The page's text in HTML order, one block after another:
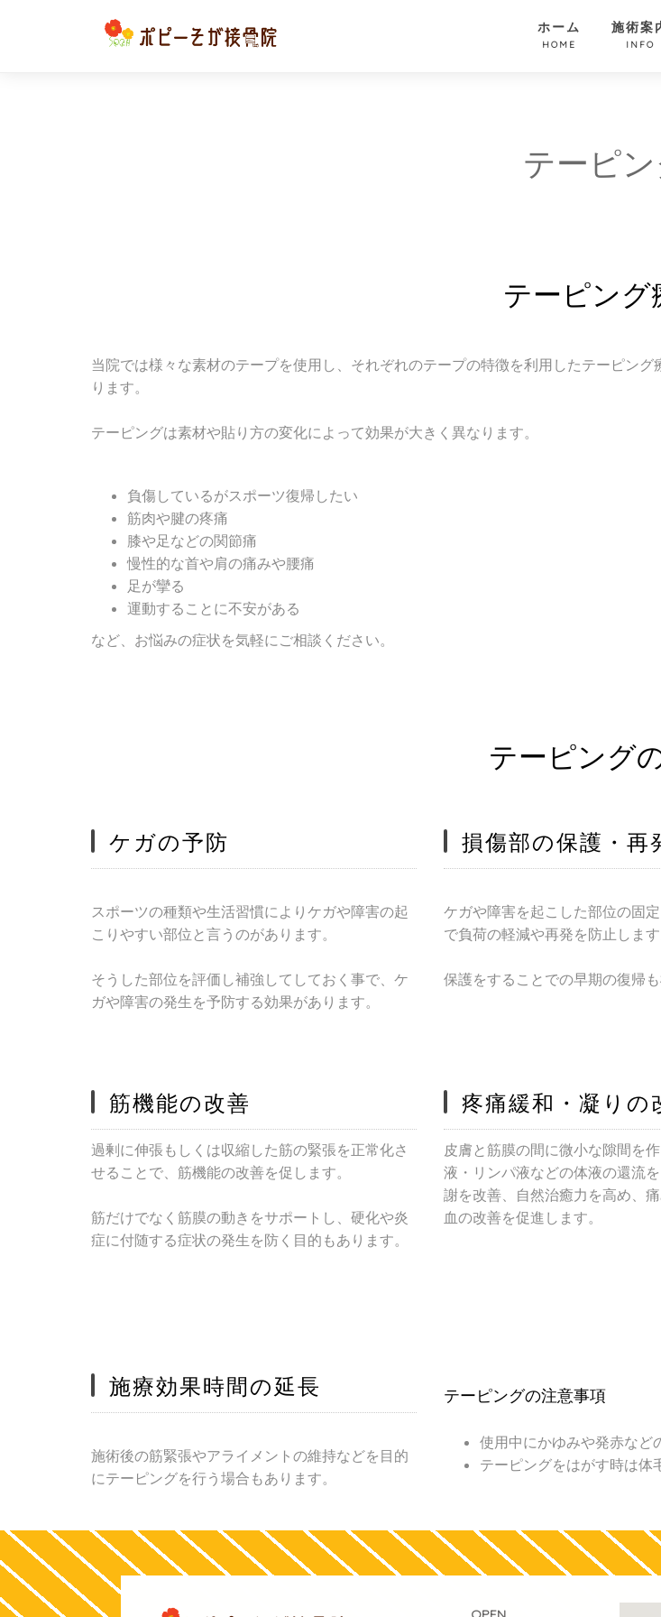
ホーム
HOME
施術案
INFO
テーピ
テーピング
当院では様々な素材のテープを使用し、それぞれのテープの特徴を利用したテーピング
ります。
テーピングは素材や貼り方の変化によって効果が大きく異なります。
負傷しているがスポーツ復帰したい
筋肉や腱の疼痛
膝や足などの関節痛
慢性的な首や肩の痛みや腰痛
足が攣る
運動することに不安がある
など、お悩みの症状を気軽にご相談ください。
テーピング
ケガの予防
スポーツの種類や生活習慣によりケガや障害の起
こりやすい部位と言うのがあります。
そうした部位を評価し補強してしておく事で、ケ
ガや障害の発生を予防する効果があります。
損傷部の保護・再
ケガや障害を起こした部位の固
で負荷の軽減や再発を防止します
保護をすることでの早期の復帰も
筋機能の改善
過剰に伸張もしくは収縮した筋の緊張を正常化さ
せることで、筋機能の改善を促します。
筋だけでなく筋膜の動きをサポートし、硬化や炎
症に付随する症状の発生を防く目的もあります。
疼痛緩和・凝りの
皮膚と筋膜の間に微小な隙間を
液・リンパ液などの体液の還流
謝を改善、自然治癒力を高め、
血の改善を促進します。
施療効果時間の延長
施術後の筋緊張やアライメントの維持などを目的
にテーピングを行う場合もあります。
テーピングの注意事項
使用中にかゆみや発赤など
テーピングをはがす時は体